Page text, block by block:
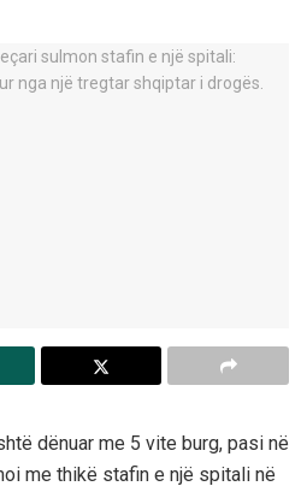
dënuar me 5 vite burg, pasi në
me thikë stafin e një spitali në